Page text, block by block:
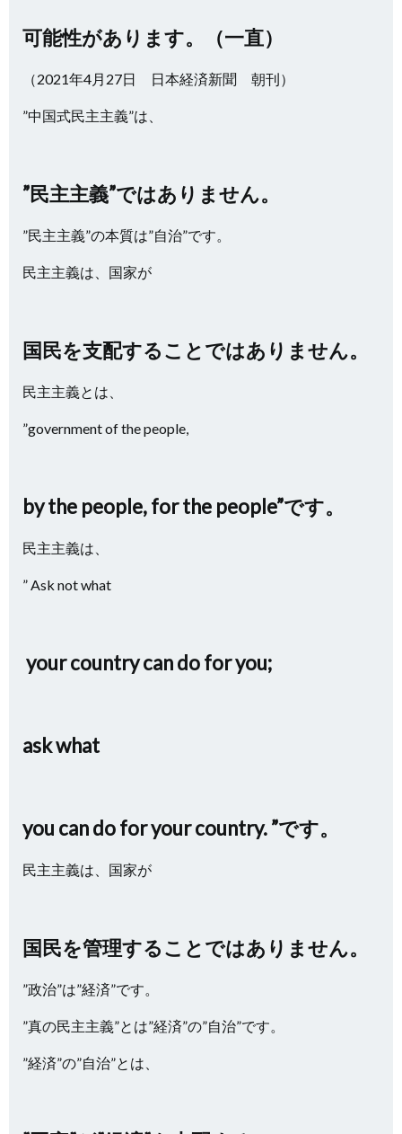
可能性があります。（一直）
（2021年4月27日 日本経済新聞 朝刊）
”中国式民主主義”は、
”民主主義”ではありません。
”民主主義”の本質は”自治”です。
民主主義は、国家が
国民を支配することではありません。
民主主義とは、
”government of the people,
by the people, for the people”です。
民主主義は、
” Ask not what
your countrycan do for you;
ask what
you can do for your country. ”です。
民主主義は、国家が
国民を管理することではありません。
”政治”は”経済”です。
”真の民主主義”とは”経済”の”自治”です。
”経済”の”自治”とは、